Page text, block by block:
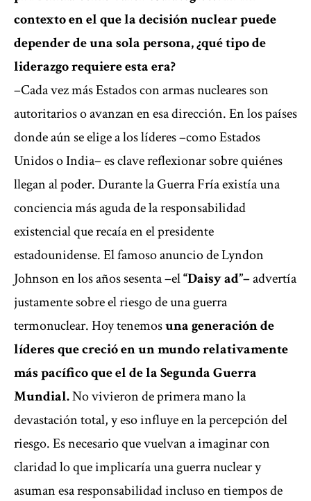
contexto en el que la decisión nuclear puede
depender de una sola persona, ¿qué tipo de
liderazgo requiere esta era?
–Cada vez más Estados con armas nucleares son
autoritarios o avanzan en esa dirección. En los países
donde aún se elige a los líderes –como Estados
Unidos o India– es clave reflexionar sobre quiénes
llegan al poder. Durante la Guerra Fría existía una
conciencia más aguda de la responsabilidad
existencial que recaía en el presidente
estadounidense. El famoso anuncio de Lyndon
Johnson en los años sesenta –el“Daisy ad”–advertía
justamente sobre el riesgo de una guerra
termonuclear. Hoy tenemosuna generación de
líderes que creció en un mundo relativamente
más pacífico que el de la Segunda Guerra
Mundial.No vivieron de primera mano la
devastación total, y eso influye en la percepción del
riesgo. Es necesario que vuelvan a imaginar con
claridad lo que implicaría una guerra nuclear y
asuman esa responsabilidad incluso en tiempos de